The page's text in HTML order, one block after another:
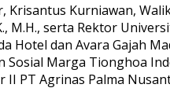
Kurniawan,
M.H., serta Rektor
Hotel dan Avara Gajah
Marga Tionghoa
II PT Agrinas Palma